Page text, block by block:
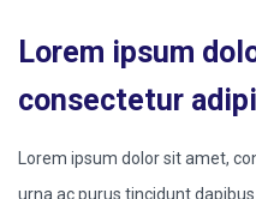
Lorem ipsum
consectetur
Lorem ipsum dolor sit amet,
urna ac purus tincidunt